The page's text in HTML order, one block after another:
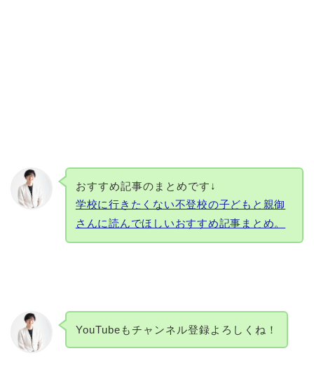
おすすめ記事のまとめです↓
学校に行きたくない不登校の子どもと親御
さんに読んでほしいおすすめ記事まとめ。
YouTubeもチャンネル登録よろしくね！